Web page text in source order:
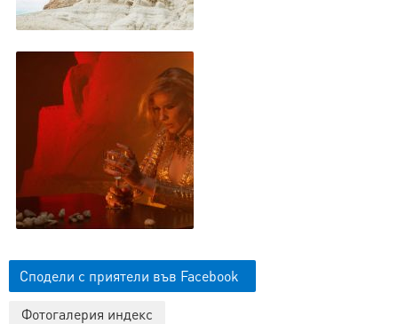
Сподели с приятели във Facebook
Фотогалерия индекс